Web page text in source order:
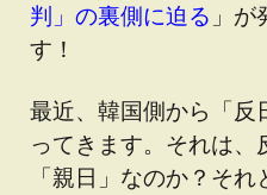
判」の裏側に迫る 」
す！
最近、韓国側から「反
ってきます。それは、
「親日」なのか？そ